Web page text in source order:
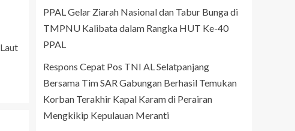
PPAL Gelar Ziarah Nasional dan Tabur Bunga di
TMPNU Kalibata dalam Rangka HUT Ke-40
PPAL
Respons Cepat Pos TNI AL Selatpanjang
Bersama Tim SAR Gabungan Berhasil Temukan
Korban Terakhir Kapal Karam di Perairan
Mengkikip Kepulauan Meranti